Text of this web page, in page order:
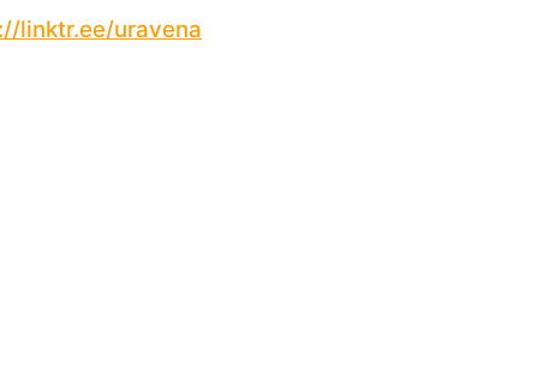
linktr.ee/uravena